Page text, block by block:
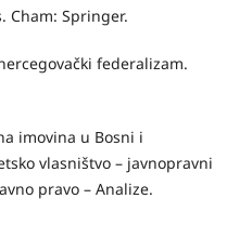
Cham: Springer.
federalizam.
imovina u Bosni i
vlasništvo – javnopravni
pravo – Analize.